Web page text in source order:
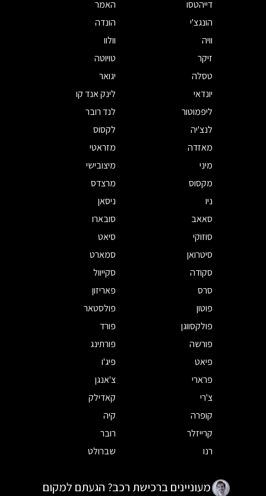
דייהטסו
האמר
הונגצ'י
הונדה
וויה
וולוו
זיקר
טויוטה
טסלה
יגואר
יונדאי
לינק אנד קו
ליפמוטור
לנד רובר
לנצ'יה
לקסוס
מאזדה
מזראטי
מיני
מיצובישי
מקסוס
מרצדס
ניו
ניסאן
סאאב
סובארו
סוזוקי
סיאט
סיטרואן
סמארט
סקודה
סקייוול
סרס
פאריזון
פוטון
פולסטאר
פולקסווגן
פורד
פורשה
פורתינג
פיאט
פיג'ו
פרארי
צ'אנגן
צ'רי
קאדילק
קופרה
קיה
קרייזלר
רובר
רנו
שברולט
מעוניינים ברכישת רכב? הגעתם למקום